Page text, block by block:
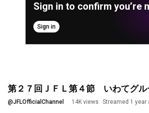
Sign in to confirm you’re
Sign in
第２７回ＪＦＬ第４節 いわてグ
@JFLOfficialChannel 14K views Streamed 1 year